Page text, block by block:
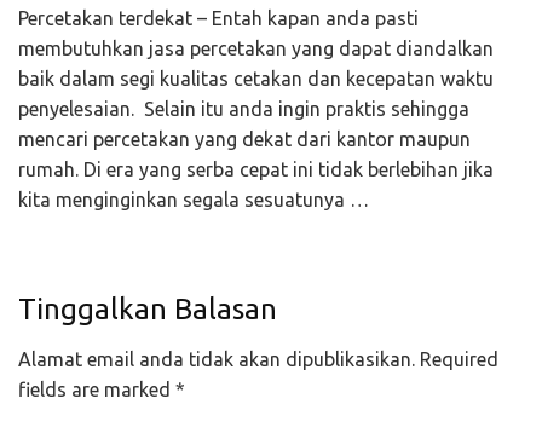
Percetakan terdekat – Entah kapan anda pasti
membutuhkan jasa percetakan yang dapat diandalkan
baik dalam segi kualitas cetakan dan kecepatan waktu
penyelesaian. Selain itu anda ingin praktis sehingga
mencari percetakan yang dekat dari kantor maupun
rumah. Di era yang serba cepat ini tidak berlebihan jika
kita menginginkan segala sesuatunya …
Tinggalkan Balasan
Alamat email anda tidak akan dipublikasikan. Required
fields are marked *